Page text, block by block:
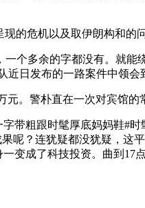
危机以及取伊朗构和的
多余的字都没有。就能
日发布的一路案件中领会
。警朴直在一次对宾馆的
粗跟时髦厚底妈妈鞋#时
呢？连犹疑都没犹疑，这
变成了科技投资。曲到